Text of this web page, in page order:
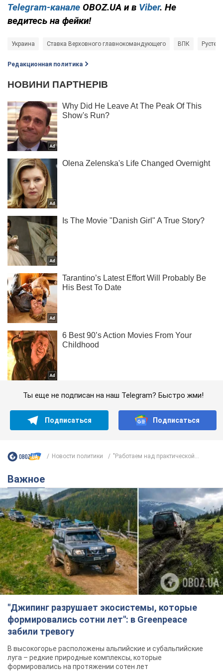
Telegram-канале OBOZ.UA и в Viber. Не
ведитесь на фейки!
Украина Ставка Верховного главнокомандующего ВПК
Редакционная политика
Ты еще не подписан на наш Telegram? Быстро жми!
Подписаться Подписаться
Новости политики "Работаем над практической...
Важное
"Джипинг разрушает экосистемы, которые
формировались сотни лет": в Greenpeace
забили тревогу
В высокогорье расположены альпийские и субальпийские
луга – редкие природные комплексы, которые
формировались на протяжении сотен лет